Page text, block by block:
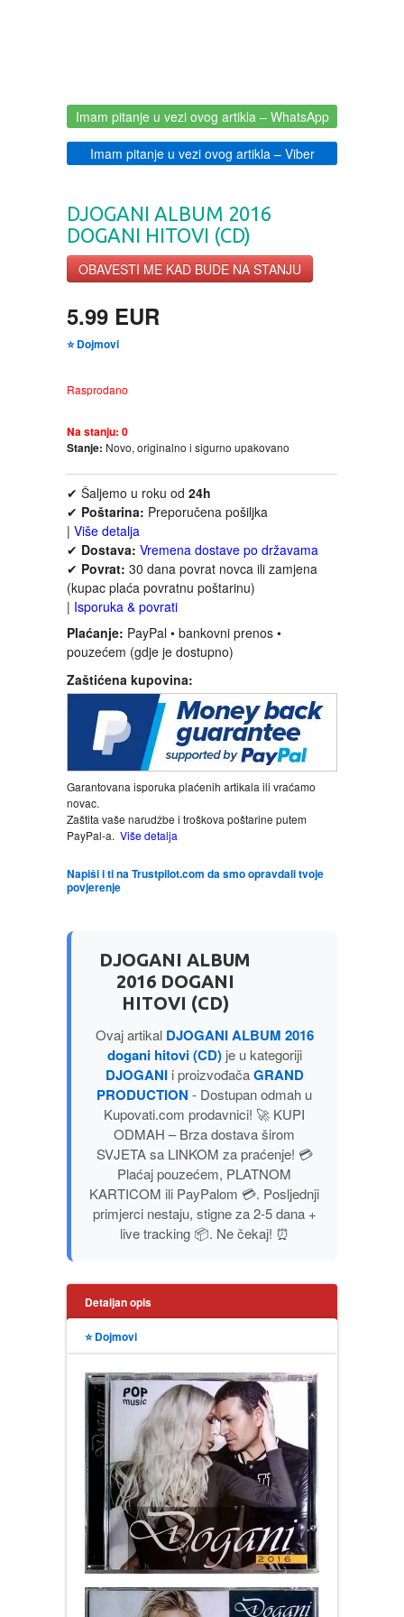
DRAMA
DUH I TELO
EDUKATIVNI
EROTSKI
INTERNET I RAČUNARI
ISTORIJSKI
KLASICI
KNJIGE ZA DECU
KOMEDIJA
KRIMINALISTIČKI
MITOLOGIJA
NAUČNA FANTASTIKA
NAUKA
POEZIJA
POPULARNA PSIHOLOGIJA
PRIČE
PUBLICISTIKA
PUTOPISI
TEORIJE ZAVERE
TINEJDŽ
TRILERI
UMETNOST
100% PRIRODNO
Imam pitanje u vezi ovog artikla– WhatsApp
Imam pitanje u vezi ovog artikla– Viber
DJOGANI ALBUM 2016
DOGANI HITOVI (CD)
OBAVESTI ME KAD BUDE NA STANJU
5.99 EUR
⭐ Dojmovi
Rasprodano
Na stanju: 0
Stanje: Novo, originalno i sigurno upakovano
✔ Šaljemo u roku od 24h
✔ Poštarina: Preporučena pošiljka
| Više detalja
✔ Dostava: Vremena dostave po državama
✔ Povrat: 30 dana povrat novca ili zamjena
(kupac plaća povratnu poštarinu)
| Isporuka & povrati
Plaćanje: PayPal • bankovni prenos •
pouzećem (gdje je dostupno)
Zaštićena kupovina:
Garantovana isporuka plaćenih artikala ili vraćamo
novac.
Zaštita vaše narudžbe i troškova poštarine putem
PayPal-a. Više detalja
Napiši i ti na Trustpilot.com da smo opravdali tvoje
povjerenje
DJOGANI ALBUM
2016 DOGANI
HITOVI (CD)
Ovaj artikal DJOGANI ALBUM 2016
dogani hitovi (CD)je u kategoriji
DJOGANIi proizvođačaGRAND
PRODUCTION - Dostupan odmah u
Kupovati.com prodavnici! 🚀 KUPI
ODMAH – Brza dostava širom
SVJETA sa LINKOM za praćenje! 💳
Plaćaj pouzećem, PLATNOM
KARTICOM ili PayPalom 💳. Posljednji
primjerci nestaju, stigne za 2-5 dana +
live tracking 📦. Ne čekaj! ⏰
Detaljan opis
⭐ Dojmovi